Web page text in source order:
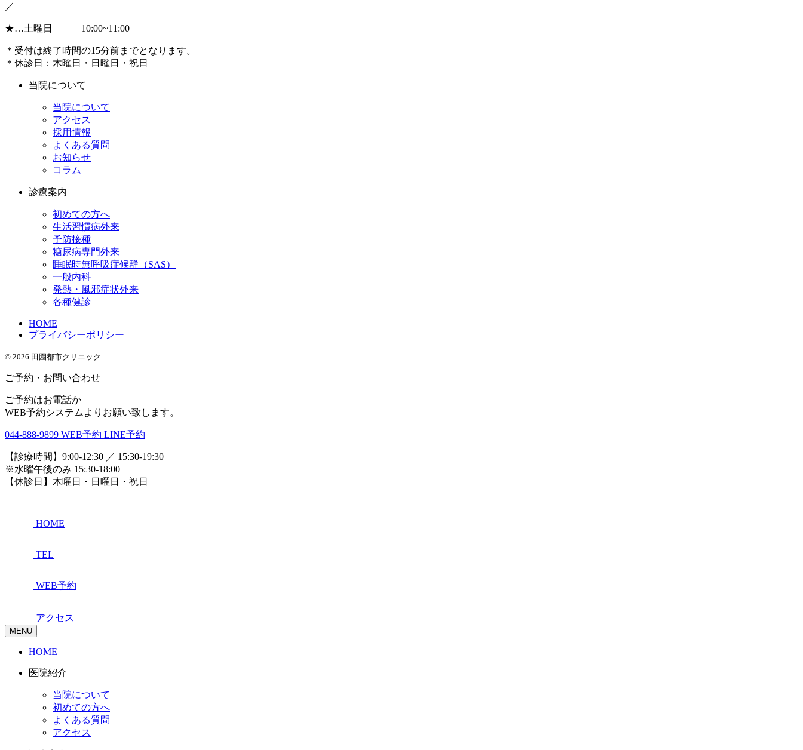
／
★…土曜日 10:00~11:00
＊受付は終了時間の15分前までとなります。
＊休診日：木曜日・日曜日・祝日
当院について
当院について
アクセス
採用情報
よくある質問
お知らせ
コラム
診療案内
初めての方へ
生活習慣病外来
予防接種
糖尿病専門外来
睡眠時無呼吸症候群（SAS）
一般内科
発熱・風邪症状外来
各種健診
HOME
プライバシーポリシー
© 2026 田園都市クリニック
ご予約・お問い合わせ
ご予約はお電話か
WEB予約システムよりお願い致します。
044-888-9899 WEB予約 LINE予約
【診療時間】9:00-12:30 ／ 15:30-19:30
※水曜午後のみ 15:30-18:00
【休診日】木曜日・日曜日・祝日
HOME
TEL
WEB予約
アクセス
MENU
HOME
医院紹介
当院について
初めての方へ
よくある質問
アクセス